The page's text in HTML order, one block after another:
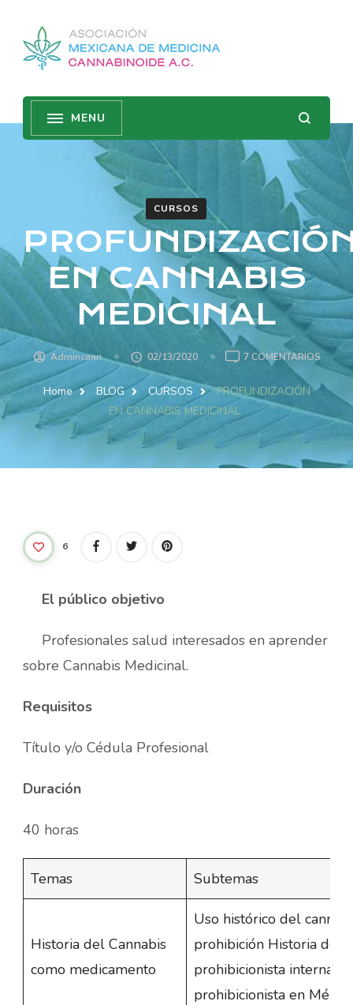
CURSOS
EN CANNABIS
MEDICINAL
Admincann 02/13/2020 7 COMENTARIOS EN
EN
Home BLOG CURSOS
PROFUNDIZACIÓN
EN CANNABIS MEDICINAL
6
El público objetivo
Profesionales salud interesados en aprender
sobre Cannabis Medicinal.
Requisitos
Título y/o Cédula Profesional
Duración
40 horas
Temas Subtemas
Historia del Cannabis
como medicamento
Uso histórico del
prohibición Historia del
prohibicionista
prohibicionista en